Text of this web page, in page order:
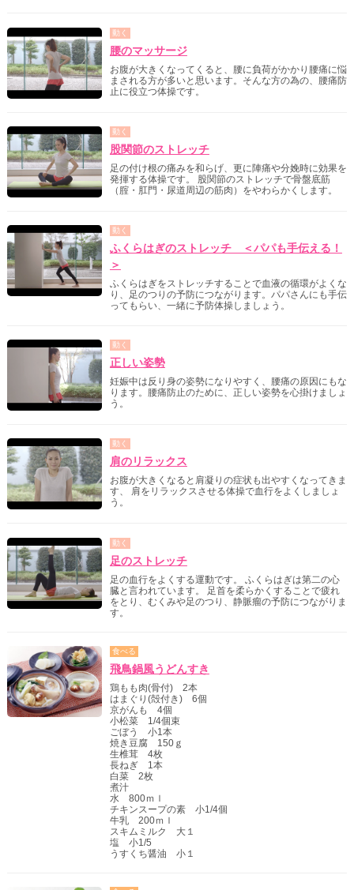
動く
腰のマッサージ
お腹が大きくなってくると、腰に負荷がかかり腰痛に悩
まされる方が多いと思います。そんな方の為の、腰痛防
止に役立つ体操です。
動く
股関節のストレッチ
足の付け根の痛みを和らげ、更に陣痛や分娩時に効果を
発揮する体操です。 股関節のストレッチで骨盤底筋
（腟・肛門・尿道周辺の筋肉）をやわらかくします。
動く
ふくらはぎのストレッチ ＜パパも手伝える！
＞
ふくらはぎをストレッチすることで血液の循環がよくな
り、足のつりの予防につながります。パパさんにも手伝
ってもらい、一緒に予防体操しましょう。
動く
正しい姿勢
妊娠中は反り身の姿勢になりやすく、腰痛の原因にもな
ります。腰痛防止のために、正しい姿勢を心掛けましょ
う。
動く
肩のリラックス
お腹が大きくなると肩凝りの症状も出やすくなってきま
す、 肩をリラックスさせる体操で血行をよくしましょ
う。
動く
足のストレッチ
足の血行をよくする運動です。 ふくらはぎは第二の心
臓と言われています。 足首を柔らかくすることで疲れ
をとり、むくみや足のつり、静脈瘤の予防につながりま
す。
食べる
飛鳥鍋風うどんすき
鶏もも肉(骨付) 2本
はまぐり(殻付き) 6個
京がんも 4個
小松菜 1/4個束
ごぼう 小1本
焼き豆腐 150ｇ
生椎茸 4枚
長ねぎ 1本
白菜 2枚
煮汁
水 800ｍｌ
チキンスープの素 小1/4個
牛乳 200ｍｌ
スキムミルク 大１
塩 小1/5
うすくち醤油 小１